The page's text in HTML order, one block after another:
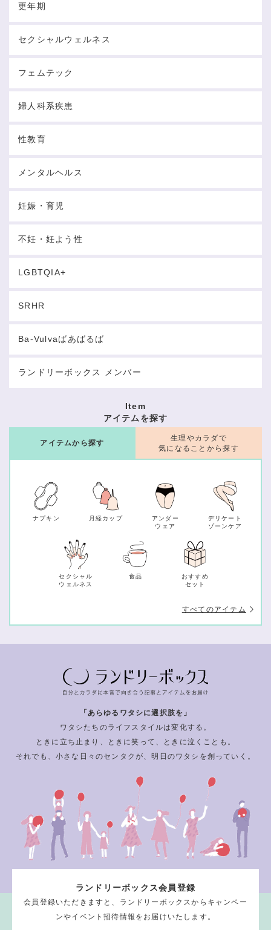
更年期
セクシャルウェルネス
フェムテック
婦人科系疾患
性教育
メンタルヘルス
妊娠・育児
不妊・妊よう性
LGBTQIA+
SRHR
Ba-Vulvaばあばるば
ランドリーボックス メンバー
Item
アイテムを探す
アイテムから探す
ナプキン 月経カップ
アンダー
ウェア
デリケート
ゾーンケア
セクシャル
ウェルネス
食品
おすすめ
セット
すべてのアイテム
生理やカラダで
気になることから探す
「あらゆるワタシに選択肢を」
ワタシたちのライフスタイルは変化する。
ときに立ち止まり、ときに笑って、ときに泣くことも。
それでも、小さな日々のセンタクが、明日のワタシを創っていく。
ランドリーボックス会員登録
会員登録いただきますと、ランドリーボックスからキャンペー
ンやイベント招待情報をお届けいたします。